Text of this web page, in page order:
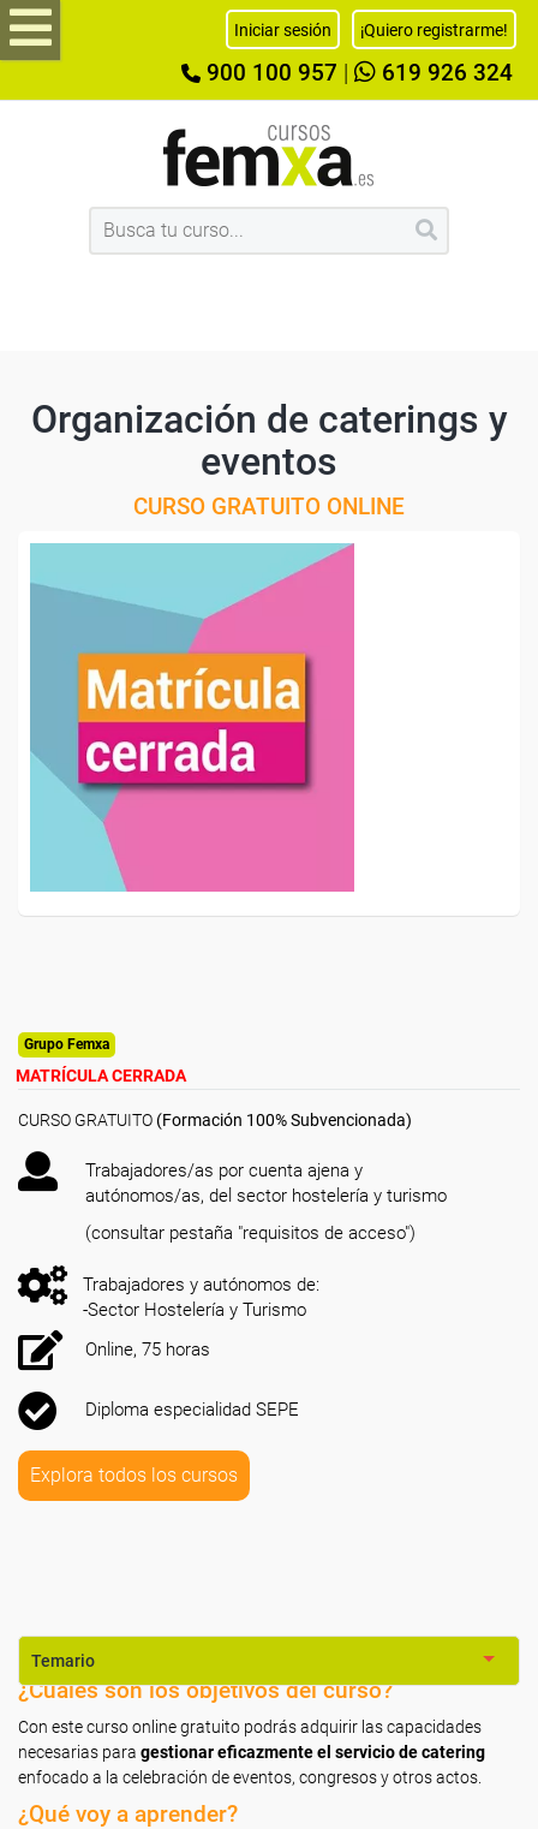
Iniciar sesión ¡Quiero registrarme!
900 100 957 619 926 324
Organización de caterings y
eventos
CURSO GRATUITO ONLINE
Grupo Femxa
MATRÍCULA CERRADA
CURSO GRATUITO (Formación 100% Subvencionada)
Trabajadores/as por cuenta ajena y
autónomos/as, del sector hostelería y turismo
(consultar pestaña "requisitos de acceso")
Trabajadores y autónomos de:
-Sector Hostelería y Turismo
Online, 75 horas
Diploma especialidad SEPE
Explora todos los cursos
Temario
¿Cuáles son los objetivos del curso?
Con este curso online gratuito podrás adquirir las capacidades
necesarias para gestionar eficazmente el servicio de catering
enfocado a la celebración de eventos, congresos y otros actos.
¿Qué voy a aprender?